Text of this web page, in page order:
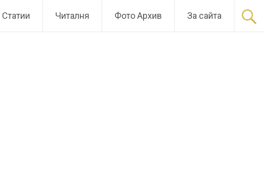
Статии Читалня Фото Архив За сайта